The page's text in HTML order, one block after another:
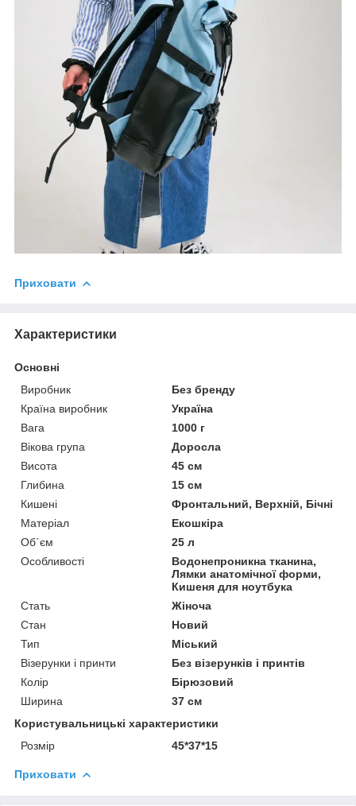
Приховати
Характеристики
Основні
Виробник
Без бренду
Країна виробник
Україна
Вага
1000 г
Вікова група
Доросла
Висота
45 см
Глибина
15 см
Кишені
Фронтальний, Верхній, Бічні
Матеріал
Екошкіра
Об`єм
25 л
Особливості
Водонепроникна тканина,
Лямки анатомічної форми,
Кишеня для ноутбука
Стать
Жіноча
Стан
Новий
Тип
Міський
Візерунки і принти
Без візерунків і принтів
Колір
Бірюзовий
Ширина
37 см
Користувальницькі характеристики
Розмір
45*37*15
Приховати